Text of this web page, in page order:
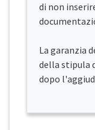
di non
La garanzia
della stipula
dopo